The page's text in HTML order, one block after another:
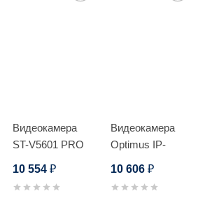
Видеокамера
ST-V5601 PRO
10 554₽
Видеокамера
Optimus IP-
10 606 ₽